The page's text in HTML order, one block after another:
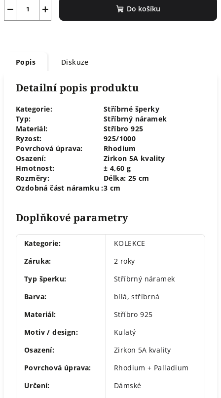
+
− Do košíku
Popis Diskuze
Detailní popis produktu
Kategorie:
Stříbrné šperky
Typ:
Stříbrný náramek
Materiál:
Stříbro 925
Ryzost:
925/1000
Povrchová úprava:
Rhodium
Osazení:
Zirkon 5A kvality
Hmotnost:
± 4,60 g
Rozměry:
Délka: 25 cm
Ozdobná část náramku :3 cm
Doplňkové parametry
Kategorie:
KOLEKCE
Záruka:
2 roky
Typ šperku:
Stříbrný náramek
Barva: bílá,stříbrná
Materiál:
Stříbro 925
Motiv / design:
Kulatý
Osazení:
Zirkon 5A kvality
Povrchová úprava:
Rhodium + Palladium
Určení:
Dámské